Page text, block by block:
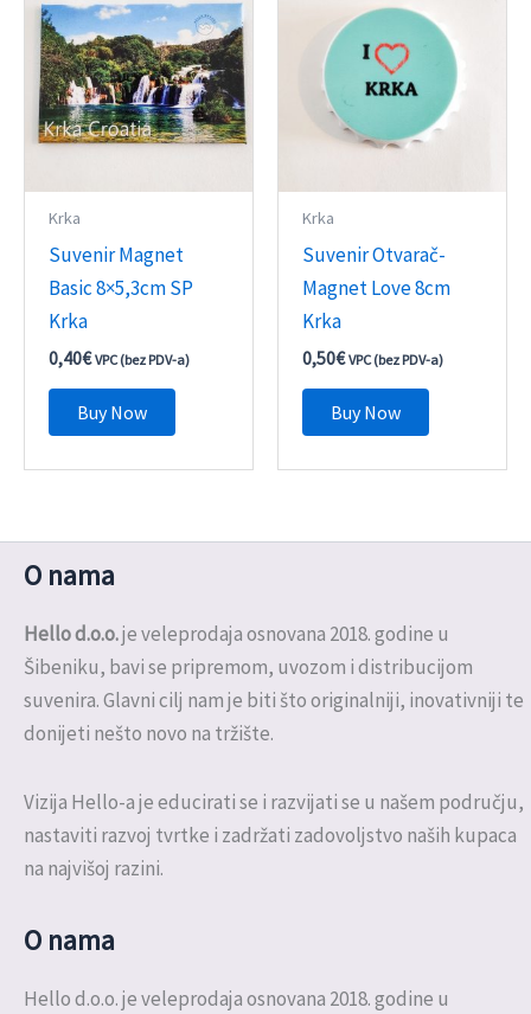
Krka
Suvenir Magnet
Basic 8×5,3cm SP
Krka
0,40€ VPC (bez PDV-a)
Buy Now
Krka
Suvenir Otvarač-
Magnet Love 8cm
Krka
0,50€ VPC (bez PDV-a)
Buy Now
O nama
Hello d.o.o.je veleprodaja osnovana 2018. godine u
Šibeniku, bavi se pripremom, uvozom i distribucijom
suvenira. Glavni cilj nam je biti što originalniji, inovativniji te
donijeti nešto novo na tržište.
Vizija Hello-a je educirati se i razvijati se u našem području,
nastaviti razvoj tvrtke i zadržati zadovoljstvo naših kupaca
na najvišoj razini.
O nama
Hello d.o.o. je veleprodaja osnovana 2018. godine u